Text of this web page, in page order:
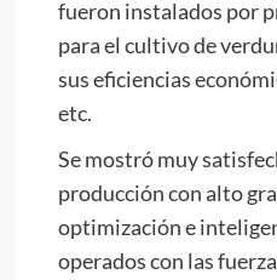
fueron instalados por
para el cultivo de
sus eficiencias
etc.
Se mostró muy
producción con alto
optimización e
operados con las